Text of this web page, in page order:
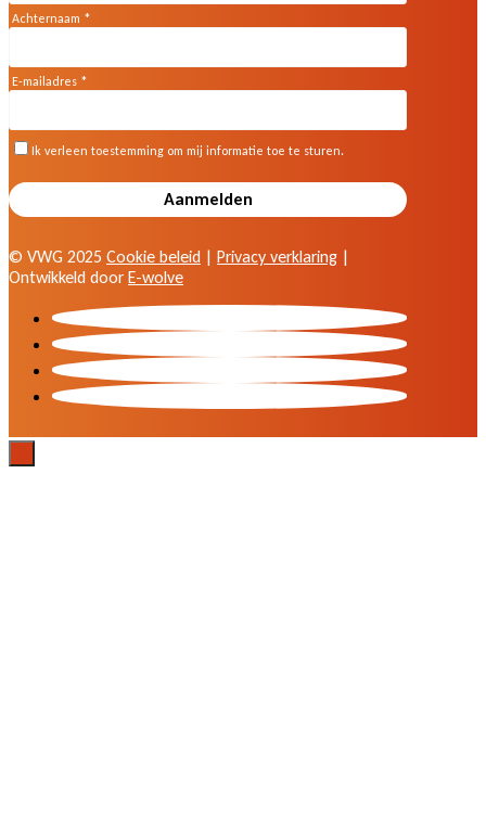
© VWG 2025 Cookie beleid | Privacy verklaring |
Ontwikkeld door E-wolve